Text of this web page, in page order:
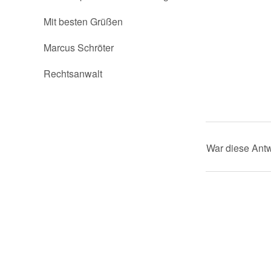
Mit besten Grüßen
Marcus Schröter
Rechtsanwalt
War diese